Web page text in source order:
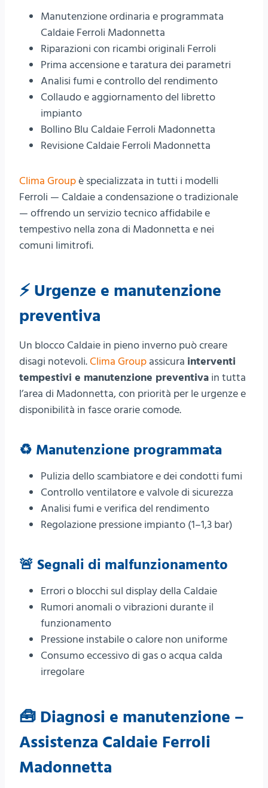
Manutenzione ordinaria e programmata
Caldaie Ferroli Madonnetta
Riparazioni con ricambi originali Ferroli
Prima accensione e taratura dei parametri
Analisi fumi e controllo del rendimento
Collaudo e aggiornamento del libretto
impianto
Bollino Blu Caldaie Ferroli Madonnetta
Revisione Caldaie Ferroli Madonnetta
Clima Groupè specializzata in tutti i modelli
Ferroli — Caldaie a condensazione o tradizionale
— offrendo un servizio tecnico affidabile e
tempestivo nella zona di Madonnetta e nei
comuni limitrofi.
⚡ Urgenze e manutenzione
preventiva
Un blocco Caldaie in pieno inverno può creare
disagi notevoli.Clima Group assicura interventi
tempestivi e manutenzione preventiva in tutta
l’area di Madonnetta, con priorità per le urgenze e
disponibilità in fasce orarie comode.
♻️ Manutenzione programmata
Pulizia dello scambiatore e dei condotti fumi
Controllo ventilatore e valvole di sicurezza
Analisi fumi e verifica del rendimento
Regolazione pressione impianto (1–1,3 bar)
🚨 Segnali di malfunzionamento
Errori o blocchi sul display della Caldaie
Rumori anomali o vibrazioni durante il
funzionamento
Pressione instabile o calore non uniforme
Consumo eccessivo di gas o acqua calda
irregolare
🧰 Diagnosi e manutenzione –
Assistenza Caldaie Ferroli
Madonnetta